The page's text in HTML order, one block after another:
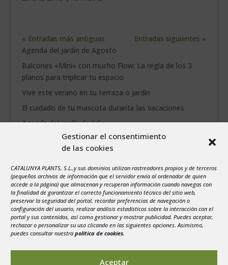
Gestionar el consentimiento
de las cookies
CATALUNYA PLANTS, S.L.,y sus dominios utilizan rastreadores propios y de terceros
(pequeños archivos de información que el servidor envía al ordenador de quien
accede a la página) que almacenan y recuperan información cuando navegas con
la finalidad de garantizar el correcto funcionamiento técnico del sitio web,
preservar la seguridad del portal, recordar preferencias de navegación o
configuración del usuario, realizar análisis estadísticos sobre la interacción con el
portal y sus contenidos, así como gestionar y mostrar publicidad. Puedes aceptar,
rechazar o personalizar su uso clicando en las siguientes opciones. Asimismo,
puedes consultar nuestra política de cookies.
Aceptar
« Entradas más antiguas
Entradas siguientes »
Agenda del jardín de Agosto
Balcones «Mini» con mucho Flow: La regla de los 3
planos para triplicar tu espacio
Vive este verano en tu terraza o jardín
El cuidado de tu mascota durante las vacaciones
Agenda del jardín de Julio
agosto 2026
1
2
3
4 5 6 7 8
9
10
11 12 13 14 15
16
17
18 19 20 21 22
23
24
25 26 27